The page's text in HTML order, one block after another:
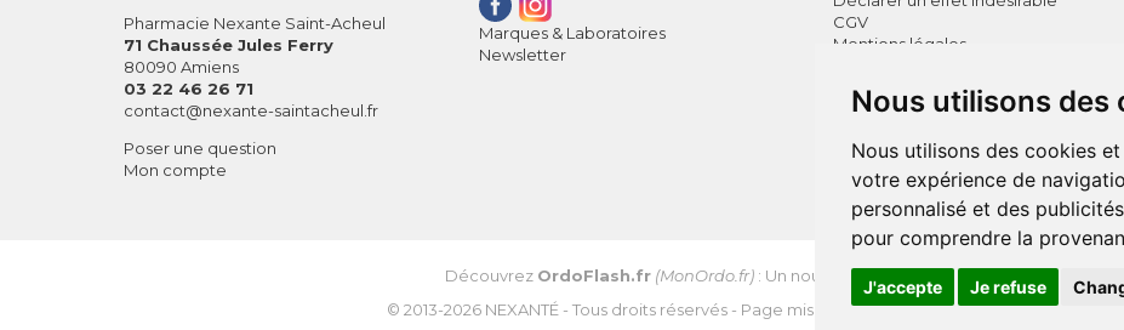
Nous utilisons des
Nous utilisons des cookies
votre expérience de
personnalisé et des
pour comprendre la
J'accepte Je refuse
Pharmacie Nexante Saint-Acheul
71 Chaussée Jules Ferry
80090 Amiens
03 22 46 26 71
contact-
@-
nexante-saintacheul.fr
Poser une question
Mon compte
Marques & Laboratoires
Newsletter
CGV
Mentions légales
Cookies
Mes préférences Cookies
Annuaire des pharmacies
Découvrez OrdoFlash.fr (MonOrdo.fr): Un nouveau service de dépôt d’ordonnance
© 2013-2026 NEXANTÉ - Tous droits réservés - Page mise à jour le 03/08/2026 -Apotekisto,